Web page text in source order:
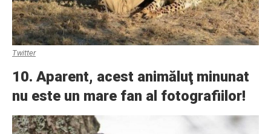
Twitter
10. Aparent, acest animăluţ minunat
nu este un mare fan al fotografiilor!